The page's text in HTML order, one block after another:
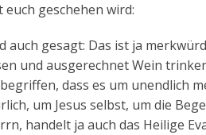
geschehen wird:
gesagt: Das ist ja
und ausgerechnet Wein
dass es um unendlich
um Jesus selbst, um die
handelt ja auch das Heilige